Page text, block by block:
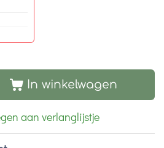
In winkelwagen
aan verlanglijstje